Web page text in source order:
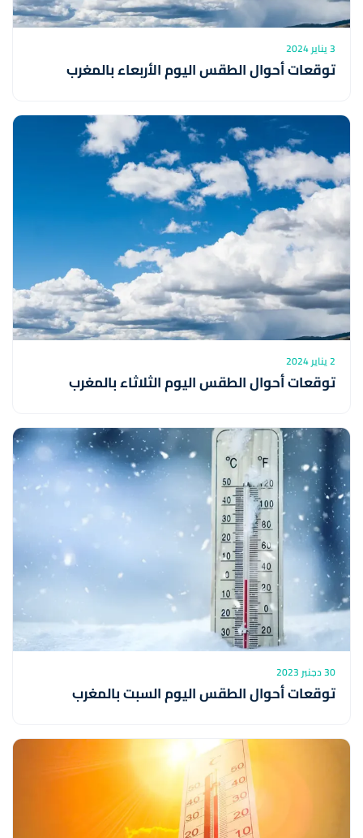
3 يناير 2024
توقعات أحوال الطقس اليوم الأربعاء بالمغرب
2 يناير 2024
توقعات أحوال الطقس اليوم الثلاثاء بالمغرب
30 دجنبر 2023
توقعات أحوال الطقس اليوم السبت بالمغرب